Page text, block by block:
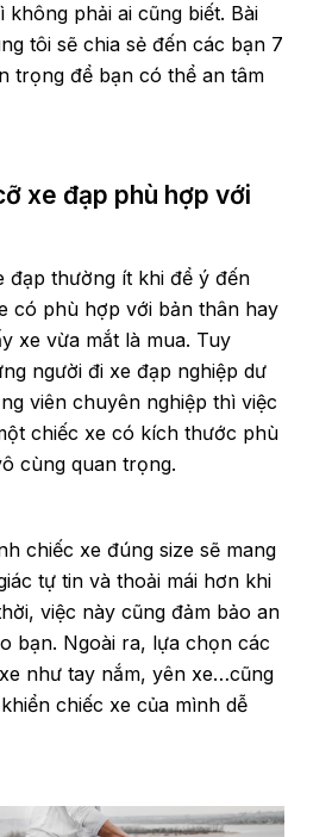
phải ai cũng biết. Bài
tôi sẽ chia sẻ đến các bạn 7
trọng để bạn có thể an tâm
xe đạp phù hợp với
đạp thường ít khi để ý đến
có phù hợp với bản thân hay
xe vừa mắt là mua. Tuy
người đi xe đạp nghiệp dư
viên chuyên nghiệp thì việc
chiếc xe có kích thước phù
cùng quan trọng.
chiếc xe đúng size sẽ mang
tự tin và thoải mái hơn khi
việc này cũng đảm bảo an
bạn. Ngoài ra, lựa chọn các
như tay nắm, yên xe…cũng
chiếc xe của mình dễ